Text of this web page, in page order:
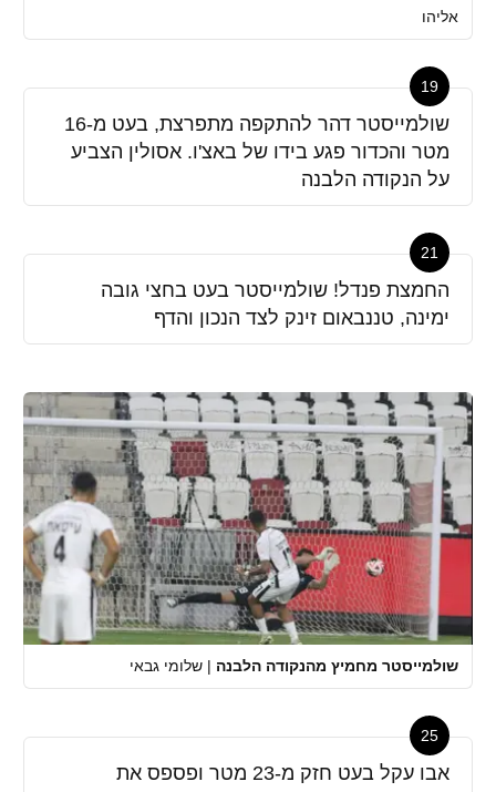
אליהו
19
שולמייסטר דהר להתקפה מתפרצת, בעט מ-16
מטר והכדור פגע בידו של באצ'ו. אסולין הצביע
על הנקודה הלבנה
21
החמצת פנדל! שולמייסטר בעט בחצי גובה
ימינה, טננבאום זינק לצד הנכון והדף
שולמייסטר מחמיץ מהנקודה הלבנה | שלומי גבאי
25
אבו עקל בעט חזק מ-23 מטר ופספס את